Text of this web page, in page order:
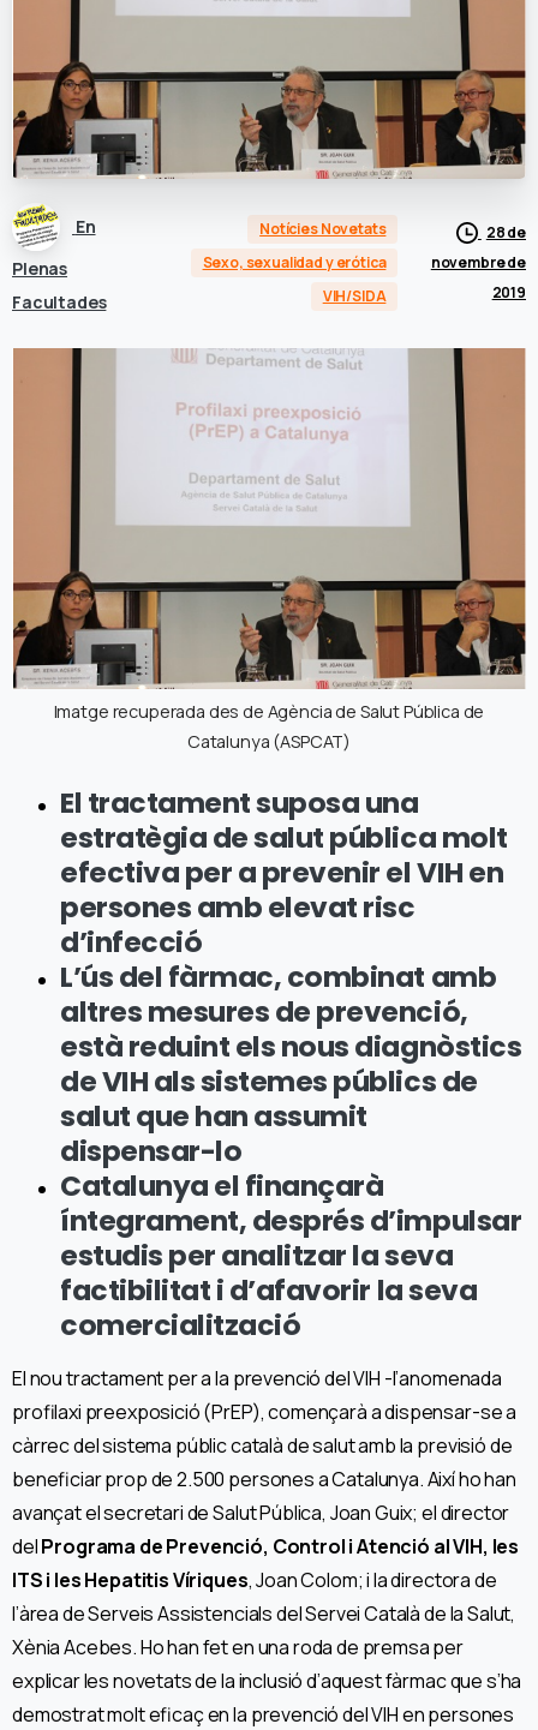
En
Plenas
Facultades
Notícies Novetats
Sexo, sexualidad y erótica
VIH/SIDA
28 de
novembre de
2019
Imatge recuperada des de Agència de Salut Pública de
Catalunya (ASPCAT)
El tractament suposa una
estratègia de salut pública molt
efectiva per a prevenir el VIH en
persones amb elevat risc
d’infecció
L’ús del fàrmac, combinat amb
altres mesures de prevenció,
està reduint els nous diagnòstics
de VIH als sistemes públics de
salut que han assumit
dispensar-lo
Catalunya el finançarà
íntegrament, després d’impulsar
estudis per analitzar la seva
factibilitat i d’afavorir la seva
comercialització
El nou tractament per a la prevenció del VIH -l’anomenada
profilaxi preexposició (PrEP), començarà a dispensar-se a
càrrec del sistema públic català de salut amb la previsió de
beneficiar prop de 2.500 persones a Catalunya. Així ho han
avançat el secretari de Salut Pública, Joan Guix; el director
delPrograma de Prevenció, Control i Atenció al VIH, les
ITS i les Hepatitis Víriques, Joan Colom; i la directora de
l’àrea de Serveis Assistencials del Servei Català de la Salut,
Xènia Acebes. Ho han fet en una roda de premsa per
explicar les novetats de la inclusió d’aquest fàrmac que s’ha
demostrat molt eficaç en la prevenció del VIH en persones